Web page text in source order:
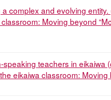
complex and evolving
Moving beyond
teachers in eikaiwa
eikaiwa classroom: Moving